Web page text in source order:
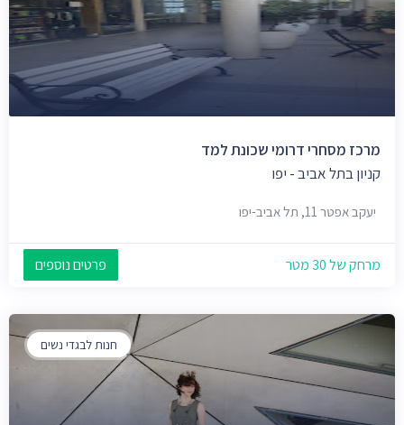
מרכז מסחרי דרומי שכונת למד
קניון בתל אביב - יפו
יעקב אפטר 11, תל אביב-יפו
מרחק של 30 מטר פרטים נוספים
חנות לבגדי נשים